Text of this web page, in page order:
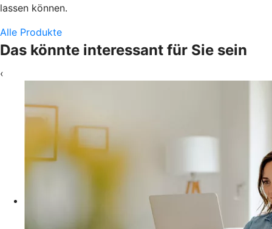
lassen können.
Alle Produkte
Das könnte interessant für Sie sein
‹